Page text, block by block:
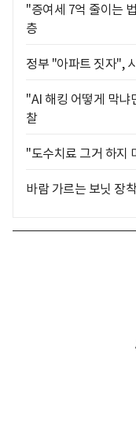
"증여세 7억 줄이는
층
정부 "아파트 짓자",
"AI 해킹 어떻게 막
찰
"도수치료 그거 하지
바람 가르는 보닛 장